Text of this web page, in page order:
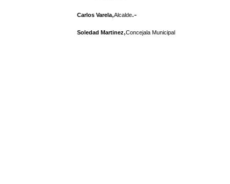
Carlos Varela,Alcalde.-
Soledad Martinez,Concejala Municipal